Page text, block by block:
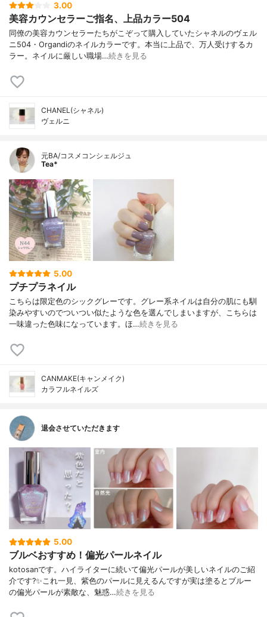
3.00
美容カウンセラーご指名、上品カラー504
同僚の美容カウンセラーたちがこぞって購入していたシャネルのヴェル
ニ504・Organdiのネイルカラーです。本当に上品で、万人受けするカ
ラー。ネイルに厳しい職場…続きを見る
CHANEL(シャネル)
ヴェルニ
元BA/コスメコンシェルジュ
Tea*
5.00
プチプラネイル
こちらは限定色のシックグレーです。グレー系ネイルは自分の肌にも馴
染みやすいのでついつい似たような色を選んでしまいますが、こちらは
一味違った色味になっています。ほ…続きを見る
CANMAKE(キャンメイク)
カラフルネイルズ
退会させていただきます
5.00
ブルベおすすめ！偏光パールネイル
kotosanです。ハイライターに続いて偏光パールが美しいネイルのご紹
介です?✨これ一見、紫色のパールに見えるんですが実は塗るとブルー
の偏光パールが素敵な、魅惑…続きを見る